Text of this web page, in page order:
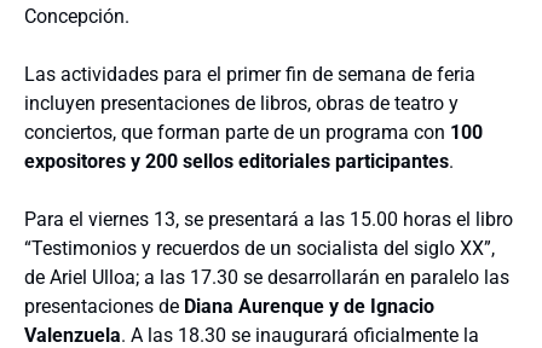
Concepción.
Las actividades para el primer fin de semana de feria
incluyen presentaciones de libros, obras de teatro y
conciertos, que forman parte de un programa con 100
expositores y 200 sellos editoriales participantes.
Para el viernes 13, se presentará a las 15.00 horas el libro
“Testimonios y recuerdos de un socialista del siglo XX”,
de Ariel Ulloa; a las 17.30 se desarrollarán en paralelo las
presentaciones de Diana Aurenque y de Ignacio
Valenzuela. A las 18.30 se inaugurará oficialmente la